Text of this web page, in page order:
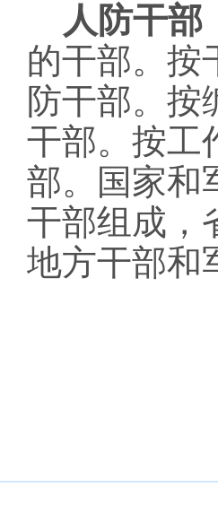
人防干部
的干部。按
防干部。按
干部。按工
部。国家和
干部组成，
地方干部和